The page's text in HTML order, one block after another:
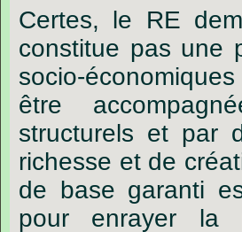
Certes, le RE
constitue pas une
socio-
être
structurels et par
richesse et de
de base garanti
pour enrayer la